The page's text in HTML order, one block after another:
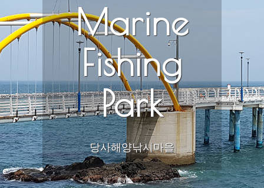
Marine
Fishing
Park
당사해양낚시마을